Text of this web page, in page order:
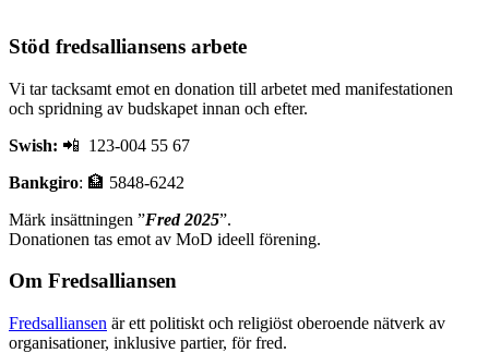
Stöd fredsalliansens arbete
Vi tar tacksamt emot en donation till arbetet med manifestationen
och spridning av budskapet innan och efter.
Swish: 📲 123-004 55 67
Bankgiro: 🏦 5848-6242
Märk insättningen ”Fred 2025”.
Donationen tas emot av MoD ideell förening.
Om Fredsalliansen
Fredsalliansen är ett politiskt och religiöst oberoende nätverk av
organisationer, inklusive partier, för fred.